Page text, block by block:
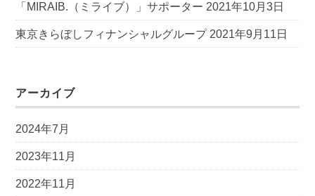
「MIRAIB.（ミライブ）」サポーター 2021年10月3日
東京きらぼしフィナンシャルグループ 2021年9月11日
アーカイブ
2024年7月
2023年11月
2022年11月